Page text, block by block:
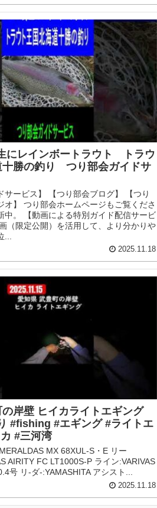
にレインボートラウト トラウ
十勝の釣り つり部会ガイドサ
サービス】 【つり部会ブログ】 【つり
オ】 つり部会ホームページもご覧くださ
中。 【動画による特別ガイド配信サービ
（限定公開）を活用して、より分かりや
2025.11.18
岸壁 ヒイカライトエギング
#fishing #エギング #ライトエ
#三河湾
MX 68XUL-S・E リー
AIRITY FC LT1000S-P ライン:VARIVAS
号 リ-ダ-:YAMASHITA アシスト...
2025.11.18